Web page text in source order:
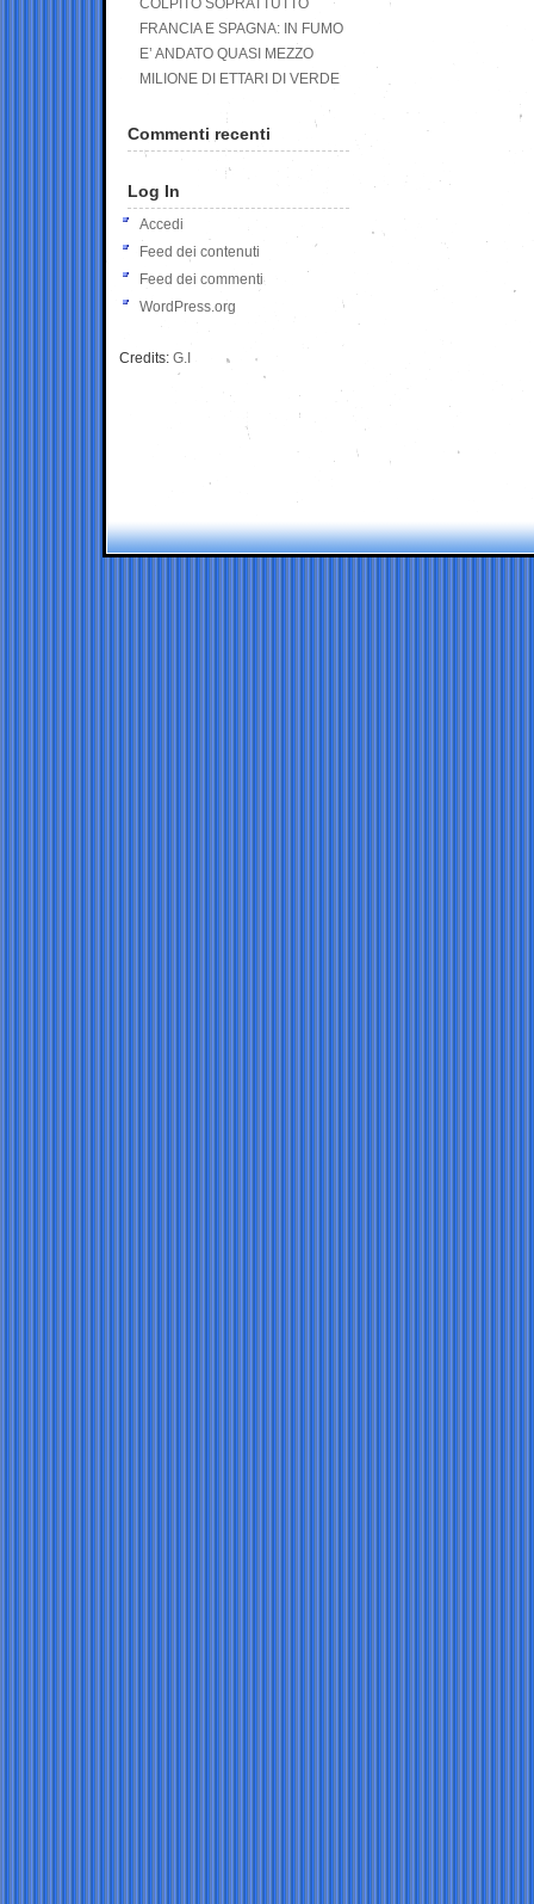
COLPITO SOPRATTUTTO
FRANCIA E SPAGNA: IN FUMO
E’ ANDATO QUASI MEZZO
MILIONE DI ETTARI DI VERDE
Commenti recenti
Log In
Accedi
Feed dei contenuti
Feed dei commenti
WordPress.org
Credits: G.I